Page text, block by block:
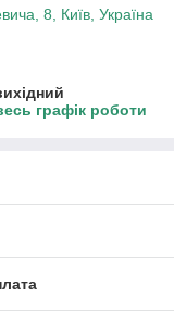
8, Київ, Україна
графік роботи